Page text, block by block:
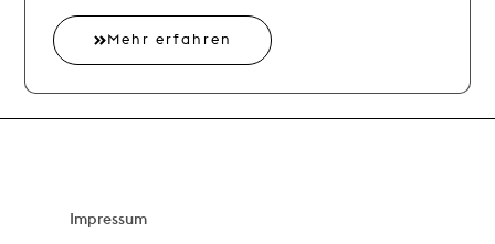
Mehr erfahren
Impressum